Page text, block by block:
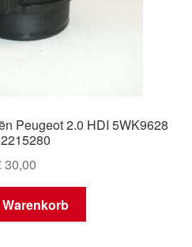
Peugeot 2.0 HDI 5WK9628
30,00